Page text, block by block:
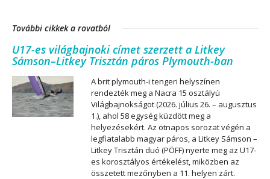
További cikkek a rovatból
U17-es világbajnoki címet szerzett a Litkey
Sámson–Litkey Trisztán páros Plymouth-ban
A brit plymouth-i tengeri helyszínen
rendezték meg a Nacra 15 osztályú
Világbajnokságot (2026. július 26. – augusztus
1.), ahol 58 egység küzdött meg a
helyezésekért. Az ötnapos sorozat végén a
legfiatalabb magyar páros, a Litkey Sámson –
Litkey Trisztán duó (PÖFF) nyerte meg az U17-
es korosztályos értékelést, miközben az
összetett mezőnyben a 11. helyen zárt.